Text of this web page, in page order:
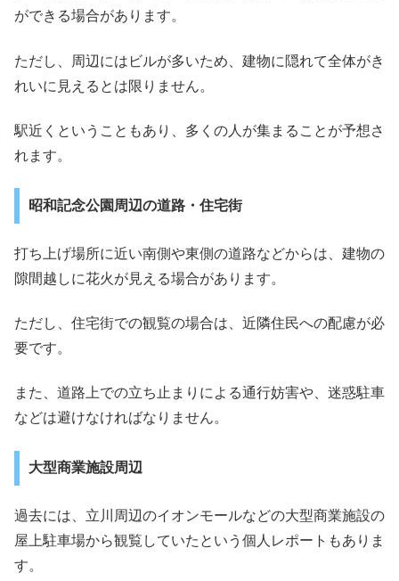
ができる場合があります。
ただし、周辺にはビルが多いため、建物に隠れて全体がき
れいに見えるとは限りません。
駅近くということもあり、多くの人が集まることが予想さ
れます。
昭和記念公園周辺の道路・住宅街
打ち上げ場所に近い南側や東側の道路などからは、建物の
隙間越しに花火が見える場合があります。
ただし、住宅街での観覧の場合は、近隣住民への配慮が必
要です。
また、道路上での立ち止まりによる通行妨害や、迷惑駐車
などは避けなければなりません。
大型商業施設周辺
過去には、立川周辺のイオンモールなどの大型商業施設の
屋上駐車場から観覧していたという個人レポートもありま
す。